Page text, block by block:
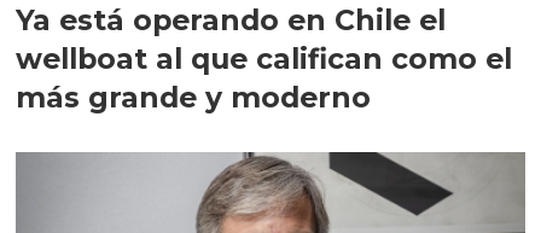
Ya está operando en Chile el
wellboat al que califican como el
más grande y moderno